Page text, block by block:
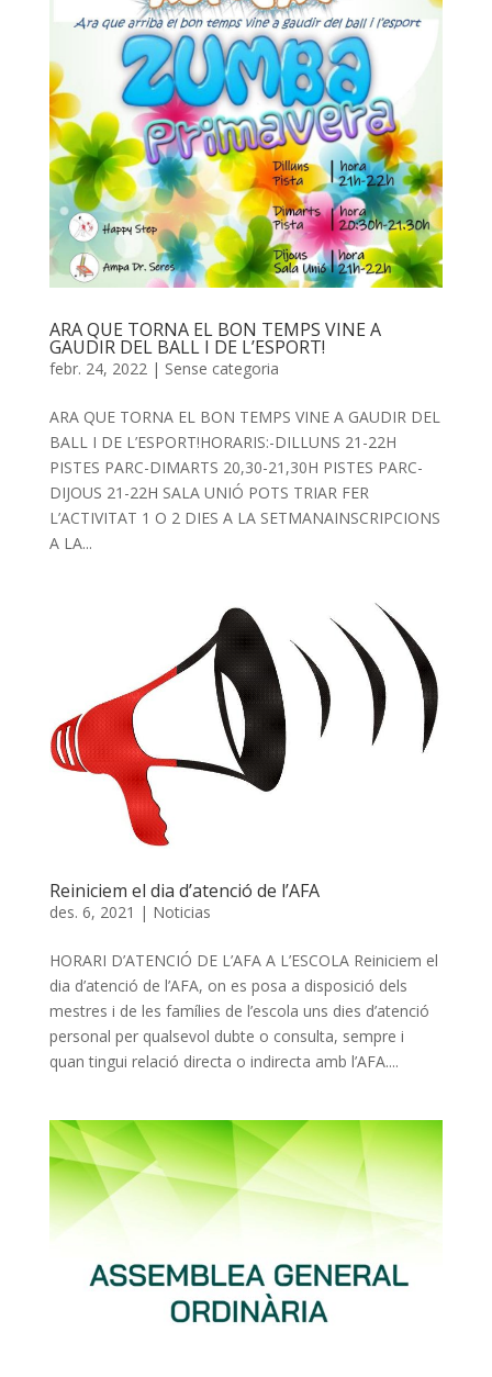
ARA QUE TORNA EL BON TEMPS VINE A
GAUDIR DEL BALL I DE L’ESPORT!
febr. 24, 2022| Sense categoria
ARA QUE TORNA EL BON TEMPS VINE A GAUDIR DEL
BALL I DE L’ESPORT!HORARIS:-DILLUNS 21-22H
PISTES PARC-DIMARTS 20,30-21,30H PISTES PARC-
DIJOUS 21-22H SALA UNIÓ POTS TRIAR FER
L’ACTIVITAT 1 O 2 DIES A LA SETMANAINSCRIPCIONS
A LA...
Reiniciem el dia d’atenció de l’AFA
des. 6, 2021 | Noticias
HORARI D’ATENCIÓ DE L’AFA A L’ESCOLA Reiniciem el
dia d’atenció de l’AFA, on es posa a disposició dels
mestres i de les famílies de l’escola uns dies d’atenció
personal per qualsevol dubte o consulta, sempre i
quan tingui relació directa o indirecta amb l’AFA....